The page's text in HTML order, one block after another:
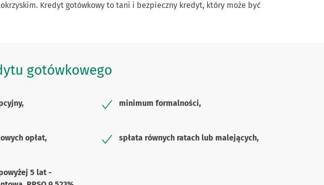
Kredyt gotówkowy to tani i bezpieczny kredyt, który może być
gotówkowego
minimum formalności,
opłat, spłata równych ratach lub malejących,
5 lat -